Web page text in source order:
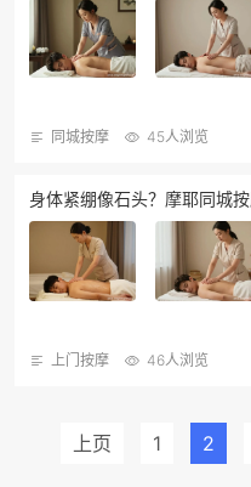
同城按摩 45人浏览
身体紧绷像石头？摩耶同城
上门按摩 46人浏览
上页 1 2